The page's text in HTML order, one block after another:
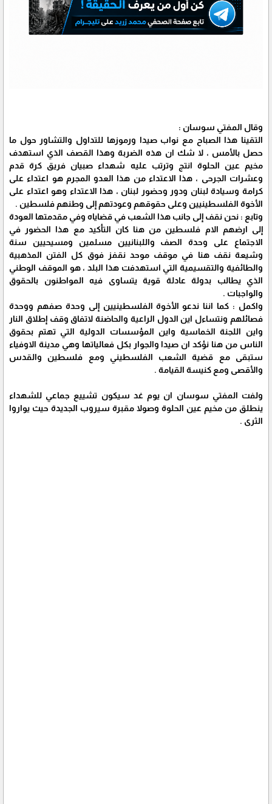
وقال المفتي سوسان :
التقينا هذا الصباح مع نواب صيدا ورموزها للتداول والتشاور حول ما
حصل بالأمس ، لا شك ان هذه الضربة وهذا القصف الذي استهدف
مخيم عين الحلوة انتج وترتب عليه شهداء صبيان فريق كرة قدم
وعشرات الجرحى ، هذا الاعتداء من هذا العدو المجرم هو اعتداء على
كرامة وسيادة لبنان ودور وحضور لبنان ، هذا الاعتداء وهو اعتداء على
الأخوة الفلسطينيين وعلى حقوقهم وعودتهم إلى وطنهم فلسطين .
وتابع : نحن نقف إلى جانب هذا الشعب في قضاياه وفي مقدمتها العودة
إلى ارضهم الام فلسطين من هنا كان التأكيد مع هذا الحضور في
الاجتماع على وحدة الصف واللبنانيين مسلمين ومسيحيين سنة
وشيعة نقف هنا في موقف موحد نقفز فوق كل الفتن المذهبية
والطائفية والتقسيمية التي استهدفت هذا البلد ، هو الموقف الوطني
الذي يطالب بدولة عادلة قوية يتساوى فيه المواطنون بالحقوق
والواجبات .
واكمل : كما اننا ندعو الأخوة الفلسطينيين إلى وحدة صفهم ووحدة
فصائلهم ونتساءل اين الدول الراعية والحاضنة لاتفاق وقف إطلاق النار
واين اللجنة الخماسية واين المؤسسات الدولية التي تهتم بحقوق
الناس من هنا نؤكد ان صيدا والجوار بكل فعالياتها وهي مدينة الاوفياء
ستبقى مع قضية الشعب الفلسطيني ومع فلسطين والقدس
والأقصى ومع كنيسة القيامة .
ولفت المفتي سوسان ان يوم غد سيكون تشييع جماعي للشهداء
ينطلق من مخيم عين الحلوة وصولا مقبرة سيروب الجديدة حيث يواروا
الثرى .